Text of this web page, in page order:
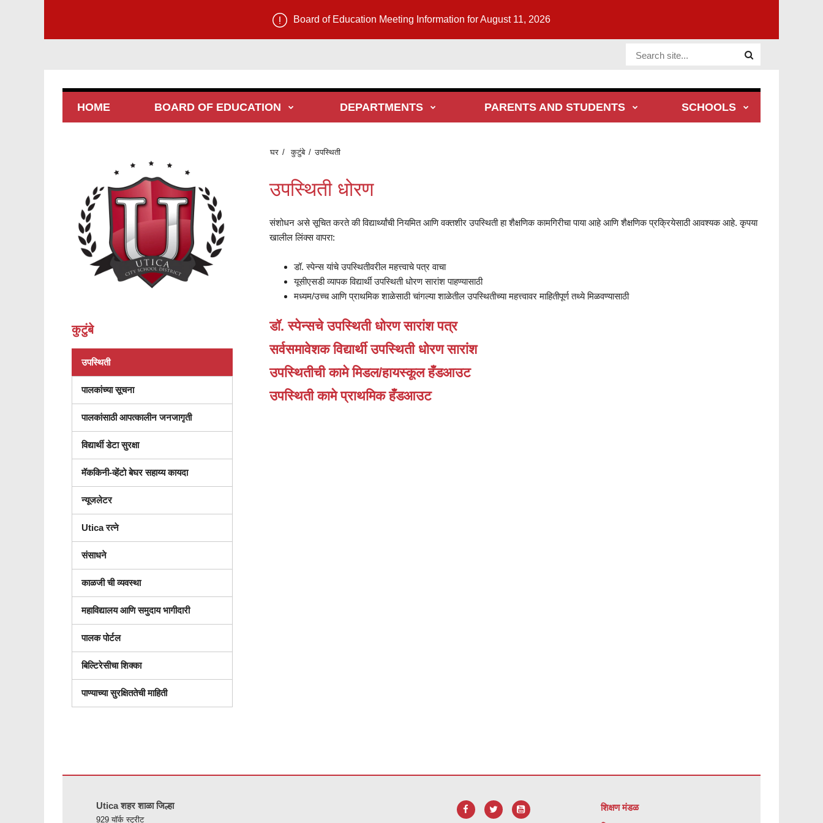
Board of Education Meeting Information for August 11, 2026
Website
HOME BOARD OF EDUCATION DEPARTMENTS PARENTS AND STUDENTS SCHOOLS
घर कुटुंबे उपस्थिती
उपस्थिती धोरण
संशोधन असे सूचित करते की विद्यार्थ्यांची नियमित आणि वक्तशीर उपस्थिती हा शैक्षणिक कामगिरीचा पाया आहे आणि शैक्षणिक प्रक्रियेसाठी आवश्यक आहे. कृपया
खालील लिंक्स वापरा:
डॉ. स्पेन्स यांचे उपस्थितीवरील महत्त्वाचे पत्र वाचा
यूसीएसडी व्यापक विद्यार्थी उपस्थिती धोरण सारांश पाहण्यासाठी
मध्यम/उच्च आणि प्राथमिक शाळेसाठी चांगल्या शाळेतील उपस्थितीच्या महत्त्वावर माहितीपूर्ण तथ्ये मिळवण्यासाठी
डॉ. स्पेन्सचे उपस्थिती धोरण सारांश पत्र
सर्वसमावेशक विद्यार्थी उपस्थिती धोरण सारांश
उपस्थितीची कामे मिडल/हायस्कूल हँडआउट
उपस्थिती कामे प्राथमिक हँडआउट
कुटुंबे
उपस्थिती
पालकांच्या सूचना
पालकांसाठी आपत्कालीन जनजागृती
विद्यार्थी डेटा सुरक्षा
मॅककिनी-व्हेंटो बेघर सहाय्य कायदा
न्यूजलेटर
Utica रत्ने
संसाधने
काळजी ची व्यवस्था
महाविद्यालय आणि समुदाय भागीदारी
पालक पोर्टल
बिल्टिरेसीचा शिक्का
पाण्याच्या सुरक्षिततेची माहिती
Utica शहर शाळा जिल्हा
929 यॉर्क स्ट्रीट
शिक्षण मंडळ